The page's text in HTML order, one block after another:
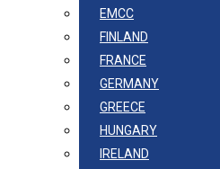
EMCC
FINLAND
FRANCE
GERMANY
GREECE
HUNGARY
IRELAND